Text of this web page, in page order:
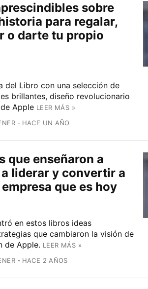
sobre
para regalar,
o darte tu propio
del Libro con una selección de
brillantes, diseño revolucionario
Apple LEER MÁS »
HACE UN AÑO
que enseñaron a
liderar y convertir a
que es hoy
en estos libros ideas
que cambiaron la visión de
de Apple. LEER MÁS »
HACE 2 AÑOS